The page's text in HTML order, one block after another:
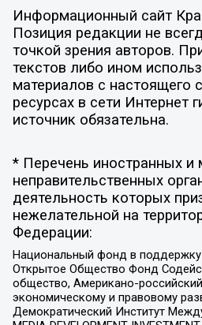
Информационный сайт
Позиция редакции не
точкой зрения авторов.
текстов либо ином
материалов с настоящего
ресурсах в сети Интернет
источник обязательна.
* Перечень иностранных
неправительственных
деятельность которых
нежелательной на
Федерации:
Национальный фонд в поддержку
Открытое Общество Фонд
общество, Американо-
экономическому и правовому
Демократический Институт